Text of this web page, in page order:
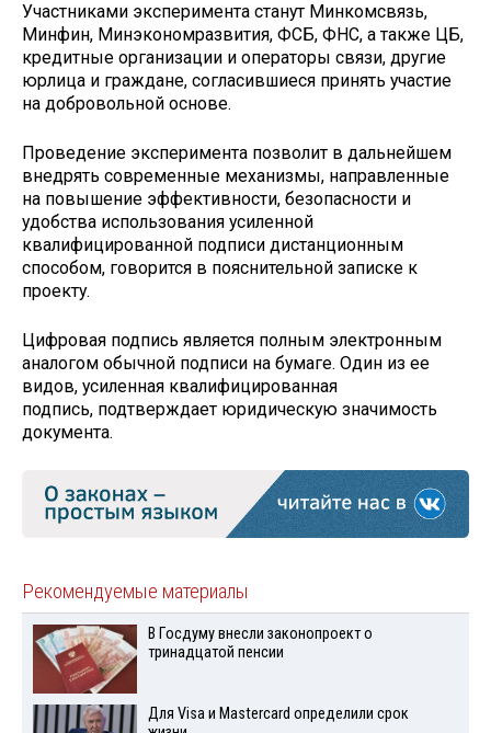
Участниками эксперимента станут Минкомсвязь,
Минфин, Минэкономразвития, ФСБ, ФНС, а также ЦБ,
кредитные организации и операторы связи, другие
юрлица и граждане, согласившиеся принять участие
на добровольной основе.
Проведение эксперимента позволит в дальнейшем
внедрять современные механизмы, направленные
на повышение эффективности, безопасности и
удобства использования усиленной
квалифицированной подписи дистанционным
способом, говорится в пояснительной записке к
проекту.
Цифровая подпись является полным электронным
аналогом обычной подписи на бумаге. Один из ее
видов, усиленная квалифицированная
подпись, подтверждает юридическую значимость
документа.
Рекомендуемые материалы
В Госдуму внесли законопроект о
тринадцатой пенсии
Для Visа и Mastercard определили срок